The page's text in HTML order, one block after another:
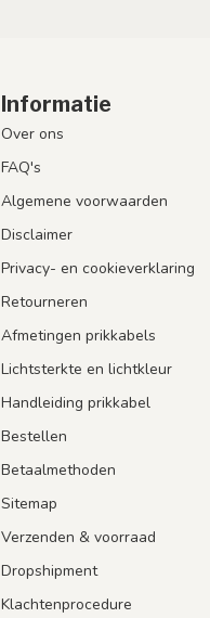
Informatie
Over ons
FAQ's
Algemene voorwaarden
Disclaimer
Privacy- en cookieverklaring
Retourneren
Afmetingen prikkabels
Lichtsterkte en lichtkleur
Handleiding prikkabel
Bestellen
Betaalmethoden
Sitemap
Verzenden & voorraad
Dropshipment
Klachtenprocedure